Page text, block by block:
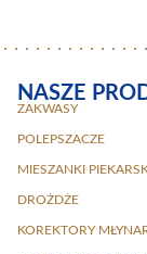
NASZE
ZAKWASY
POLEPSZACZE
MIESZANKI
DROŻDŻE
KOREKTORY